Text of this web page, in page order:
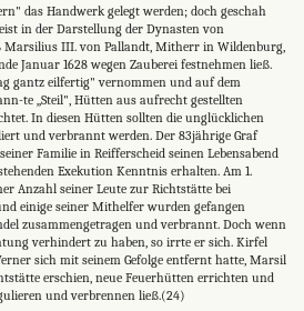
das Handwerk gelegt werden; doch geschah
in der Darstellung der Dynasten von
III. von Pallandt, Mitherr in Wildenburg,
Januar 1628 wegen Zauberei festnehmen ließ.
gantz eilfertig" vernommen und auf dem
te „Steil", Hütten aus aufrecht gestellten
In diesen Hütten sollten die unglücklichen
und verbrannt werden. Der 83jährige Graf
Familie in Reifferscheid seinen Lebensabend
Exekution Kenntnis erhalten. Am 1.
Anzahl seiner Leute zur Richtstätte bei
einige seiner Mithelfer wurden gefangen
zusammengetragen und verbrannt. Doch wenn
verhindert zu haben, so irrte er sich. Kirfel
sich mit seinem Gefolge entfernt hatte, Marsil
erschien, neue Feuerhütten errichten und
und verbrennen ließ.(24)